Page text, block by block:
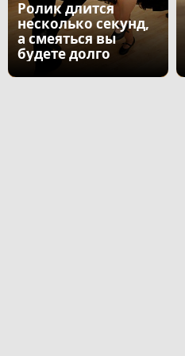
Ролик длится
несколько секунд,
а смеяться вы
будете долго